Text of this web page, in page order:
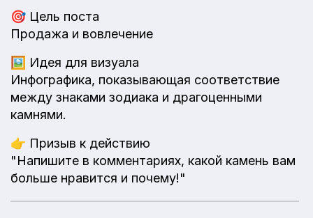
🎯 Цель поста
Продажа и вовлечение
🖼️ Идея для визуала
Инфографика, показывающая соответствие
между знаками зодиака и драгоценными
камнями.
👉 Призыв к действию
"Напишите в комментариях, какой камень вам
больше нравится и почему!"